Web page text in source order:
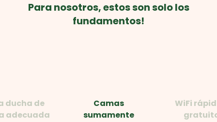
Para nosotros, estos son solo los
fundamentos!
ducha de
adecuada
Camas
sumamente
WiFi